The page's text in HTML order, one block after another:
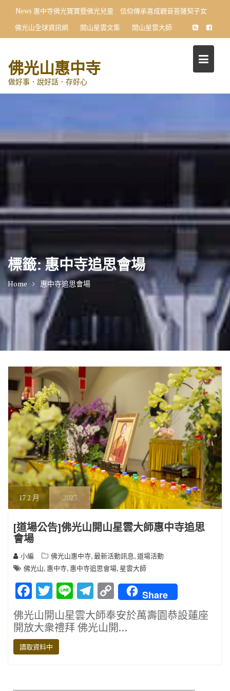
content
News 惠中寺佛光寶寶暨佛光兒童 信仰傳承喜成觀音菩薩契子女
佛光山全球資訊網
開山星雲文集 開山星雲大師
佛光山惠中寺
做好事．說好話．存好心
標籤:惠中寺追思會場
Home 惠中寺追思會場
172 月 2023
[道場公告]佛光山開山星雲大師惠中寺追思
會場
小編 佛光山惠中寺,最新活動訊息,道場活動
佛光山, 惠中寺, 惠中寺追思會場, 星雲大師
F
ac
e
b
o
T
w
it
te
r
Li
n
e
T
el
e
C
o
p
Share
佛光山開山星雲大師奉安於萬壽園恭設蓮座
開放大衆禮拜 佛光山開…
讀取資料中